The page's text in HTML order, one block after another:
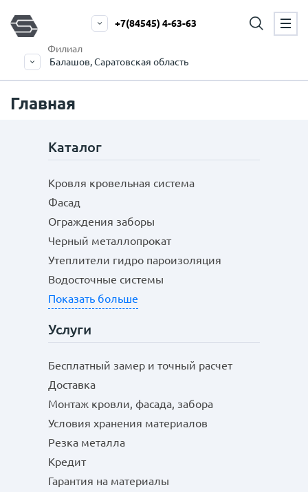
Филиал
Балашов, Саратовская область
+7(84545) 4-63-63
Главная
Каталог
Кровля кровельная система
Фасад
Ограждения заборы
Черный металлопрокат
Утеплители гидро пароизоляция
Водосточные системы
Показать больше
Услуги
Бесплатный замер и точный расчет
Доставка
Монтаж кровли, фасада, забора
Условия хранения материалов
Резка металла
Кредит
Гарантия на материалы